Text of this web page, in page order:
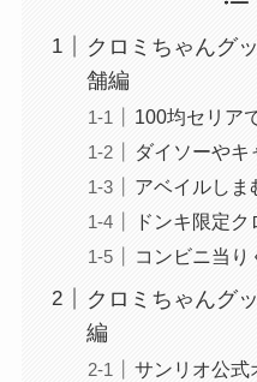
クロミちゃんグ
舗編
100均セリア
ダイソーやキ
アベイルしま
ドンキ限定
コンビニ当り
クロミちゃんグ
編
サンリオ公式